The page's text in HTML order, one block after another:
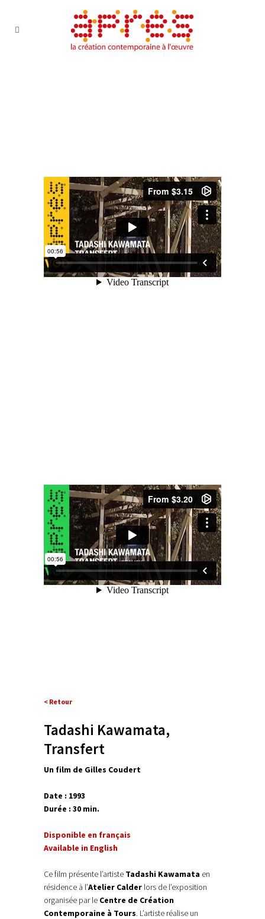
< Retour
Tadashi Kawamata,
Transfert
Un film de Gilles Coudert
Date : 1993
Durée : 30 min.
Disponible en français
Available in English
Ce film présente l’artiste Tadashi Kawamata en
résidence à l’Atelier Calder lors de l’exposition
organisée par le Centre de Création
Contemporaine à Tours. L’artiste réalise un